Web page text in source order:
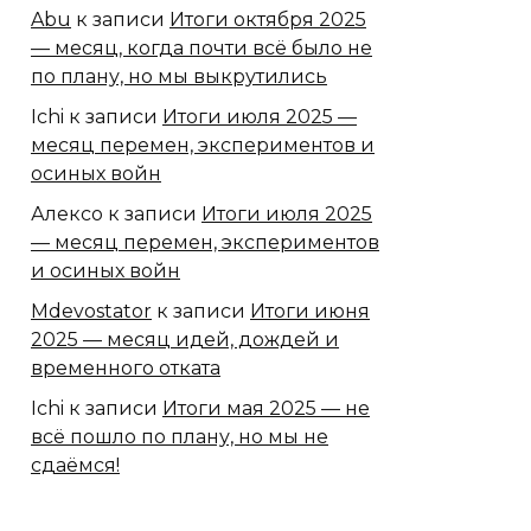
Abu к записи Итоги октября 2025
— месяц, когда почти всё было не
по плану, но мы выкрутились
Ichi к записи Итоги июля 2025 —
месяц перемен, экспериментов и
осиных войн
Алексо к записи Итоги июля 2025
— месяц перемен, экспериментов
и осиных войн
Mdevostator к записи Итоги июня
2025 — месяц идей, дождей и
временного отката
Ichi к записи Итоги мая 2025 — не
всё пошло по плану, но мы не
сдаёмся!